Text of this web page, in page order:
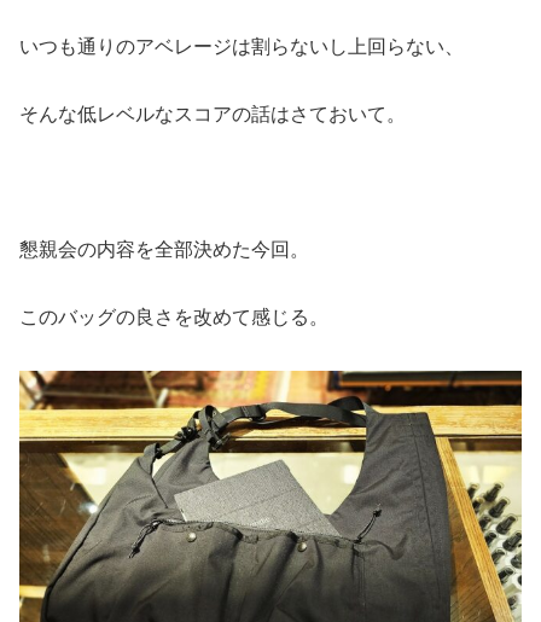
いつも通りのアベレージは割らないし上回らない、
そんな低レベルなスコアの話はさておいて。
懇親会の内容を全部決めた今回。
このバッグの良さを改めて感じる。